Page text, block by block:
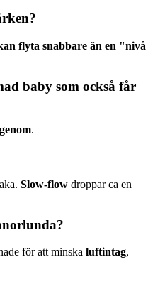
flyta snabbare än en "nivå
baby som också får
.
Slow-flow droppar ca en
för att minska luftintag,